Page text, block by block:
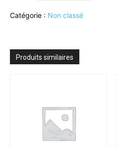
France
Catégorie : Non classé
Produits similaires